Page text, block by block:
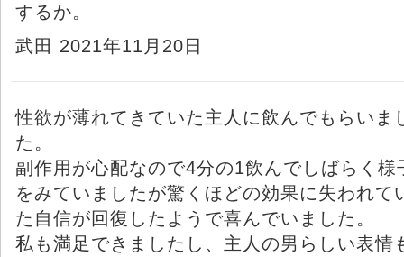
するか。
武田 2021年11月20日
性欲が薄れてきていた主人に飲んでもらいま
た。
副作用が心配なので4分の1飲んでしばらく様
をみていましたが驚くほどの効果に失われて
た自信が回復したようで喜んでいました。
私も満足できましたし、主人の男らしい表情